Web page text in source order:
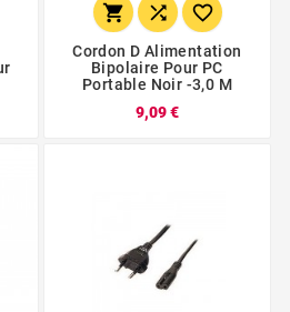
  
Cordon D Alimentation
Bipolaire Pour PC
Portable Noir -3,0 M
9,09 €